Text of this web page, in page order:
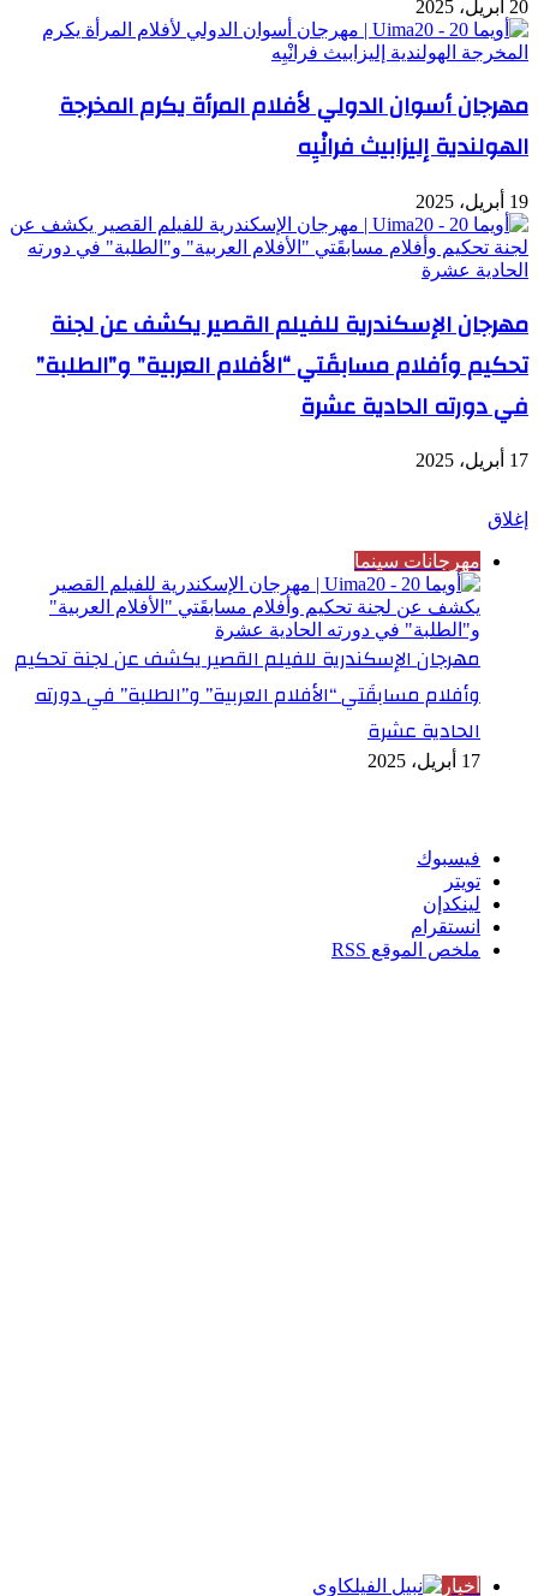
20 أبريل، 2025
مهرجان أسوان الدولي لأفلام المرأة يكرم المخرجة
الهولندية إليزابيث فرانْيِه
19 أبريل، 2025
مهرجان الإسكندرية للفيلم القصير يكشف عن لجنة
تحكيم وأفلام مسابقَتي “الأفلام العربية” و”الطلبة”
في دورته الحادية عشرة
17 أبريل، 2025
إغلاق
مهرجانات سينما
مهرجان الإسكندرية للفيلم القصير يكشف عن لجنة تحكيم
وأفلام مسابقَتي “الأفلام العربية” و”الطلبة” في دورته
الحادية عشرة
17 أبريل، 2025
فيسبوك
تويتر
لينكدإن
انستقرام
ملخص الموقع RSS
أخبار